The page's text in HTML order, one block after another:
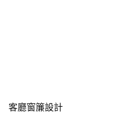
客廳窗簾設計